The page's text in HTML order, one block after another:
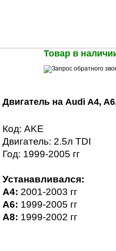
Товар в
Двигатель на Audi A4,
Код: AKE
Двигатель: 2.5л TDI
Год: 1999-2005 гг
Устанавливался:
A4: 2001-2003 гг
A6: 1999-2005 гг
A8: 1999-2002 гг